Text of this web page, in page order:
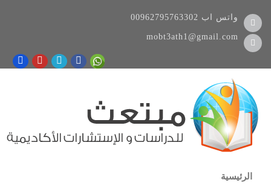
00962795763302 واتس اب
mobt3ath1@gmail.com
الرئيسية